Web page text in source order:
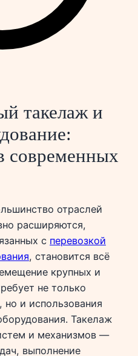
такелаж и
современных
отраслей
расширяются,
с перевозкой
, становится всё
крупных и
не только
и использования
Такелаж
и механизмов —
выполнение